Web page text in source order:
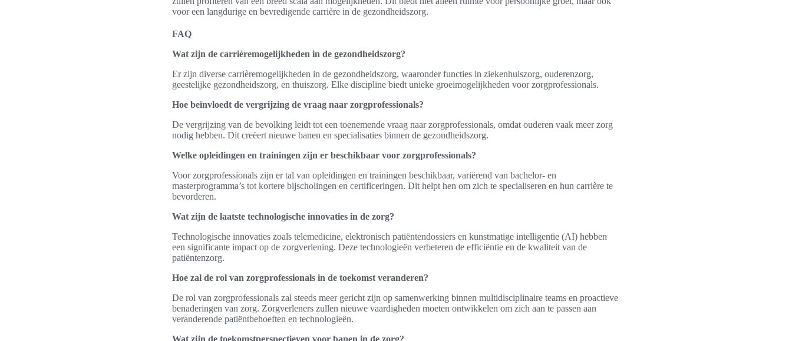
voor een langdurige en bevredigende carrière in de gezondheidszorg.
FAQ
Wat zijn de carrièremogelijkheden in de gezondheidszorg?
Er zijn diverse carrièremogelijkheden in de gezondheidszorg, waaronder functies in ziekenhuiszorg, ouderenzorg,
geestelijke gezondheidszorg, en thuiszorg. Elke discipline biedt unieke groeimogelijkheden voor zorgprofessionals.
Hoe beïnvloedt de vergrijzing de vraag naar zorgprofessionals?
De vergrijzing van de bevolking leidt tot een toenemende vraag naar zorgprofessionals, omdat ouderen vaak meer zorg
nodig hebben. Dit creëert nieuwe banen en specialisaties binnen de gezondheidszorg.
Welke opleidingen en trainingen zijn er beschikbaar voor zorgprofessionals?
Voor zorgprofessionals zijn er tal van opleidingen en trainingen beschikbaar, variërend van bachelor- en
masterprogramma’s tot kortere bijscholingen en certificeringen. Dit helpt hen om zich te specialiseren en hun carrière te
bevorderen.
Wat zijn de laatste technologische innovaties in de zorg?
Technologische innovaties zoals telemedicine, elektronisch patiëntendossiers en kunstmatige intelligentie (AI) hebben
een significante impact op de zorgverlening. Deze technologieën verbeteren de efficiëntie en de kwaliteit van de
patiëntenzorg.
Hoe zal de rol van zorgprofessionals in de toekomst veranderen?
De rol van zorgprofessionals zal steeds meer gericht zijn op samenwerking binnen multidisciplinaire teams en proactieve
benaderingen van zorg. Zorgverleners zullen nieuwe vaardigheden moeten ontwikkelen om zich aan te passen aan
veranderende patiëntbehoeften en technologieën.
Wat zijn de toekomstperspectieven voor banen in de zorg?